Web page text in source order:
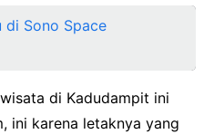
di Sono Space
di Kadudampit ini
ini karena letaknya yang